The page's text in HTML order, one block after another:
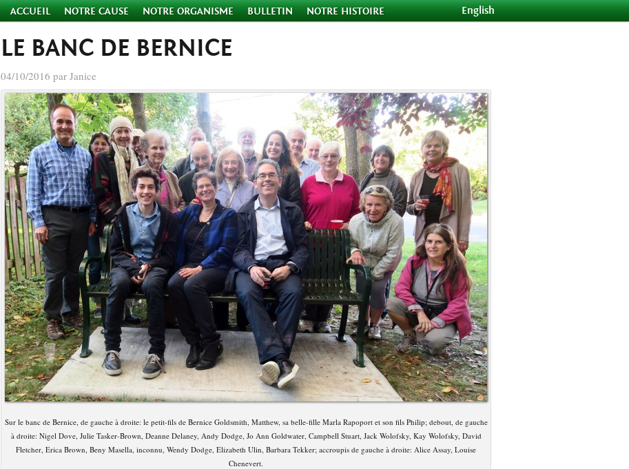
English
ACCUEIL NOTRE CAUSE NOTRE ORGANISME BULLETIN NOTRE HISTOIRE
LE BANC DE BERNICE
04/10/2016 par Janice
Sur le banc de Bernice, de gauche à droite: le petit-fils de Bernice Goldsmith, Matthew, sa belle-fille Marla Rapoport et son fils Philip; debout, de gauche
à droite: Nigel Dove, Julie Tasker-Brown, Deanne Delaney, Andy Dodge, Jo Ann Goldwater, Campbell Stuart, Jack Wolofsky, Kay Wolofsky, David
Fletcher, Erica Brown, Beny Masella, inconnu, Wendy Dodge, Elizabeth Ulin, Barbara Tekker; accroupis de gauche à droite: Alice Assay, Louise
Chenevert.